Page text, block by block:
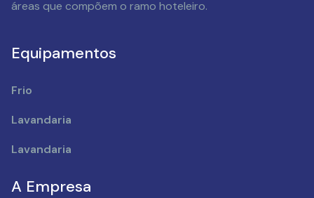
áreas que compõem o ramo hoteleiro.
Equipamentos
Frio
Lavandaria
Lavandaria
A Empresa